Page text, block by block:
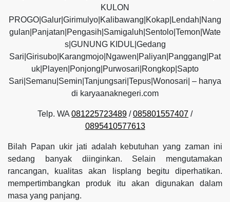
KULON
PROGO|Galur|Girimulyo|Kalibawang|Kokap|Lendah|Nang
gulan|Panjatan|Pengasih|Samigaluh|Sentolo|Temon|Wate
s|GUNUNG KIDUL|Gedang
Sari|Girisubo|Karangmojo|Ngawen|Paliyan|Panggang|Pat
uk|Playen|Ponjong|Purwosari|Rongkop|Sapto
Sari|Semanu|Semin|Tanjungsari|Tepus|Wonosari| – hanya
di karyaanaknegeri.com
Telp. WA 081225723489 /085801557407 /
0895410577613
Bilah Papan ukir jati adalah kebutuhan yang zaman ini
sedang banyak diinginkan. Selain mengutamakan
rancangan, kualitas akan lisplang begitu diperhatikan.
mempertimbangkan produk itu akan digunakan dalam
masa yang panjang.